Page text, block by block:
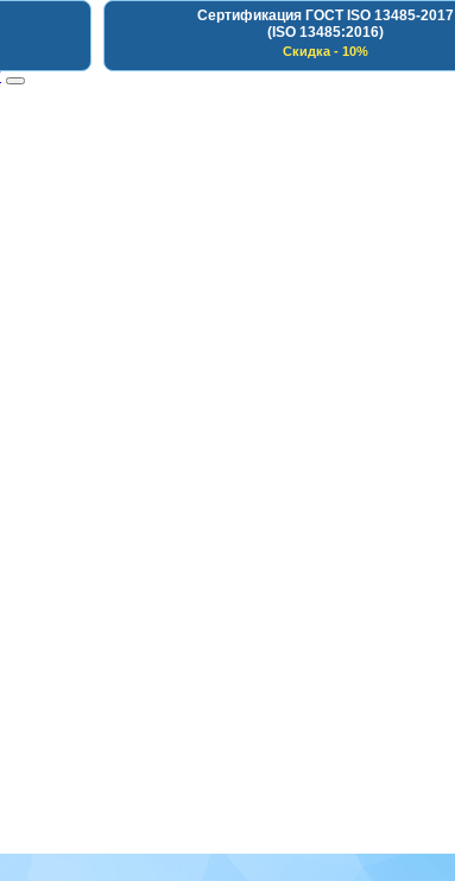
Сертификация ГОСТ ISO 13485-2017
(ISO 13485:2016)
Скидка - 10%